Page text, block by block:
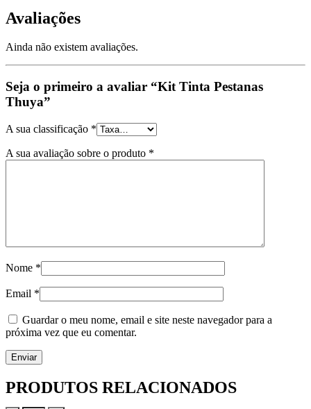
Avaliações
Ainda não existem avaliações.
Seja o primeiro a avaliar “Kit Tinta Pestanas
Thuya”
A sua classificação *
A sua avaliação sobre o produto *
Nome *
Email *
Guardar o meu nome, email e site neste navegador para a
próxima vez que eu comentar.
PRODUTOS RELACIONADOS